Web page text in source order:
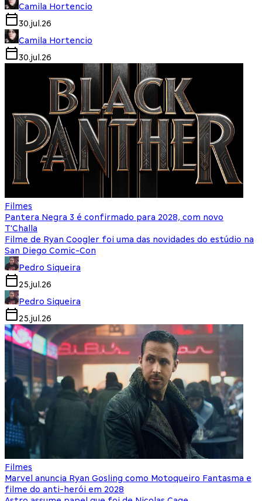
Camila Hortencio
30.jul.26
Camila Hortencio
30.jul.26
Filmes
Pantera Negra 3 é confirmado para 2028, com novo
T'Challa
Filme de Ryan Coogler foi uma das novidades do estúdio na
San Diego Comic-Con
Pedro Siqueira
25.jul.26
Pedro Siqueira
25.jul.26
Filmes
Marvel anuncia Ryan Gosling como Motoqueiro Fantasma e
filme do anti-herói em 2028